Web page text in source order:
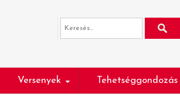
Versenyek Tehetséggondozás